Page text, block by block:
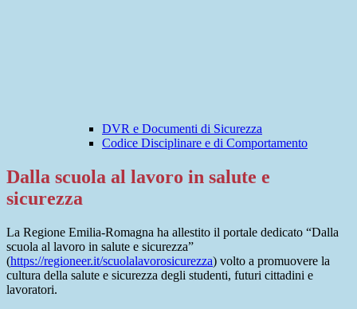
DVR e Documenti di Sicurezza
Codice Disciplinare e di Comportamento
Dalla scuola al lavoro in salute e
sicurezza
La Regione Emilia-Romagna ha allestito il portale dedicato “Dalla
scuola al lavoro in salute e sicurezza”
(https://regioneer.it/scuolalavorosicurezza) volto a promuovere la
cultura della salute e sicurezza degli studenti, futuri cittadini e
lavoratori.